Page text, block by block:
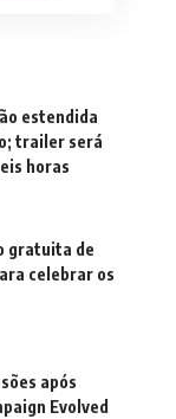
estendida
trailer será
horas
gratuita de
celebrar os
após
Evolved